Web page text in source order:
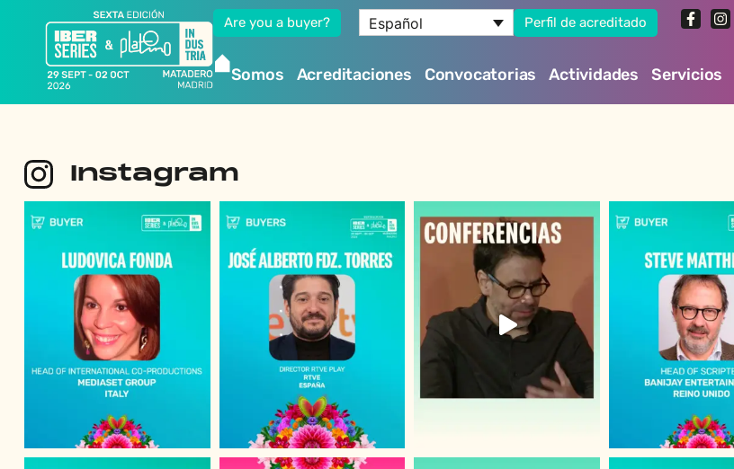
Are you a buyer? Español Perfil de acreditado
Somos Acreditaciones Convocatorias Actividades Servicios
Instagram